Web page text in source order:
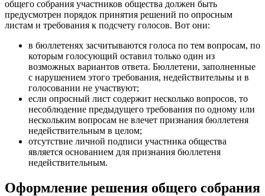
общего собрания участников общества должен быть
предусмотрен порядок принятия решений по опросным
листам и требования к подсчету голосов. Вот они:
в бюллетенях засчитываются голоса по тем вопросам, по
которым голосующий оставил только один из
возможных вариантов ответа. Бюллетени, заполненные
с нарушением этого требования, недействительны и в
голосовании не участвуют;
если опросный лист содержит несколько вопросов, то
несоблюдение предыдущего требования по одному или
нескольким вопросам не влечет признания бюллетеня
недействительным в целом;
отсутствие личной подписи участника общества
является основанием для признания бюллетеня
недействительным.
Оформление решения общего собрания